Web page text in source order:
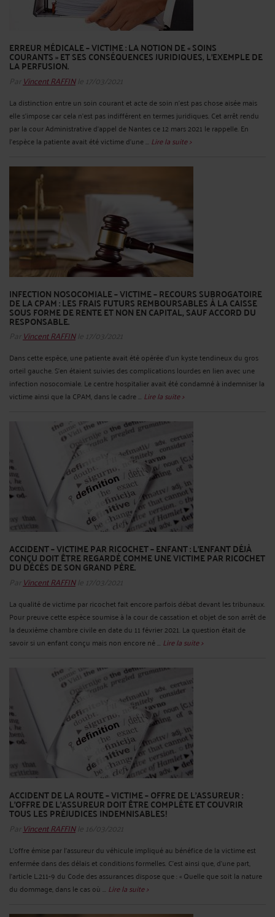
ERREUR MÉDICALE – VICTIME : LA NOTION DE « SOINS
COURANTS » ET SES CONSÉQUENCES JURIDIQUES, L’EXEMPLE DE
LA PERFUSION.
Par Vincent RAFFINle 17/03/2021
La distinction entre un soin courant et acte de soin n’est pas chose aisée mais
elle s’impose car cela n’est pas indifférent en termes juridiques. Cet arrêt rendu
par la cour Administrative d’appel de Nantes ce 12 mars 2021 le rappelle. En
l’espèce la patiente avait été victime d’une ... Lire la suite >
INFECTION NOSOCOMIALE – VICTIME – RECOURS SUBROGATOIRE
DE LA CPAM : LES FRAIS FUTURS REMBOURSABLES À LA CAISSE
SOUS FORME DE RENTE ET NON EN CAPITAL, SAUF ACCORD DU
RESPONSABLE.
Par Vincent RAFFINle 17/03/2021
Dans cette espèce, une patiente avait été opérée d’un kyste tendineux du gros
orteil gauche. S’en étaient suivies des complications lourdes en lien avec une
infection nosocomiale. Le centre hospitalier avait été condamné à indemniser la
victime ainsi que la CPAM, dans le cadre ... Lire la suite >
ACCIDENT – VICTIME PAR RICOCHET – ENFANT : L’ENFANT DÉJÀ
CONÇU DOIT ÊTRE REGARDÉ COMME UNE VICTIME PAR RICOCHET
DU DÉCÈS DE SON GRAND PÈRE.
Par Vincent RAFFINle 17/03/2021
La qualité de victime par ricochet fait encore parfois débat devant les tribunaux.
Pour preuve cette espèce soumise à la cour de cassation et objet de son arrêt de
la deuxième chambre civile en date du 11 février 2021. La question était de
savoir si un enfant conçu mais non encore né ... Lire la suite >
ACCIDENT DE LA ROUTE – VICTIME – OFFRE DE L’ASSUREUR :
L'OFFRE DE L'ASSUREUR DOIT ÊTRE COMPLÈTE ET COUVRIR
TOUS LES PRÉJUDICES INDEMNISABLES!
Par Vincent RAFFINle 16/03/2021
L’offre émise par l’assureur du véhicule impliqué au bénéfice de la victime est
enfermée dans des délais et conditions formelles. C’est ainsi que, d’une part,
l’article L.211-9 du Code des assurances dispose que : « Quelle que soit la nature
du dommage, dans le cas où ... Lire la suite >